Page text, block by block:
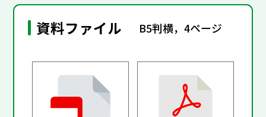
資料ファイル B5判横，4ページ